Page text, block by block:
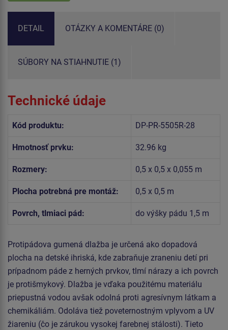
DETAIL OTÁZKY A KOMENTÁRE (0)
SÚBORY NA STIAHNUTIE (1)
Technické údaje
Kód produktu: DP-PR-5505R-28
Hmotnosť prvku: 32.96 kg
Rozmery: 0,5 x 0,5 x 0,055 m
Plocha potrebná pre montáž: 0,5 x 0,5 m
Povrch, tlmiaci pád: do výšky pádu 1,5 m
Protipádova gumená dlažba je určená ako dopadová
plocha na detské ihriská, kde zabraňuje zraneniu detí pri
prípadnom páde z herných prvkov, tlmí nárazy a ich povrch
je protišmykový. Dlažba je vďaka použitému materiálu
priepustná vodou avšak odolná proti agresívnym látkam a
chemikáliám. Odoláva tiež poveternostným vplyvom a UV
žiareniu (čo je zárukou vysokej farebnej stálosti). Tieto